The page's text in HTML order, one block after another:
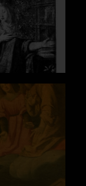
barroca en
173, Madrid,
barroca
2003).
to
(National
1995).
de